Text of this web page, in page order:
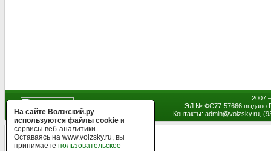
2007
ЭЛ № ФС77-57666 выдано
Контакты: admin@volzsky.ru,
На сайте Волжский.ру
используются файлы cookie и
сервисы веб-аналитики
Оставаясь на www.volzsky.ru, вы
принимаете пользовательское